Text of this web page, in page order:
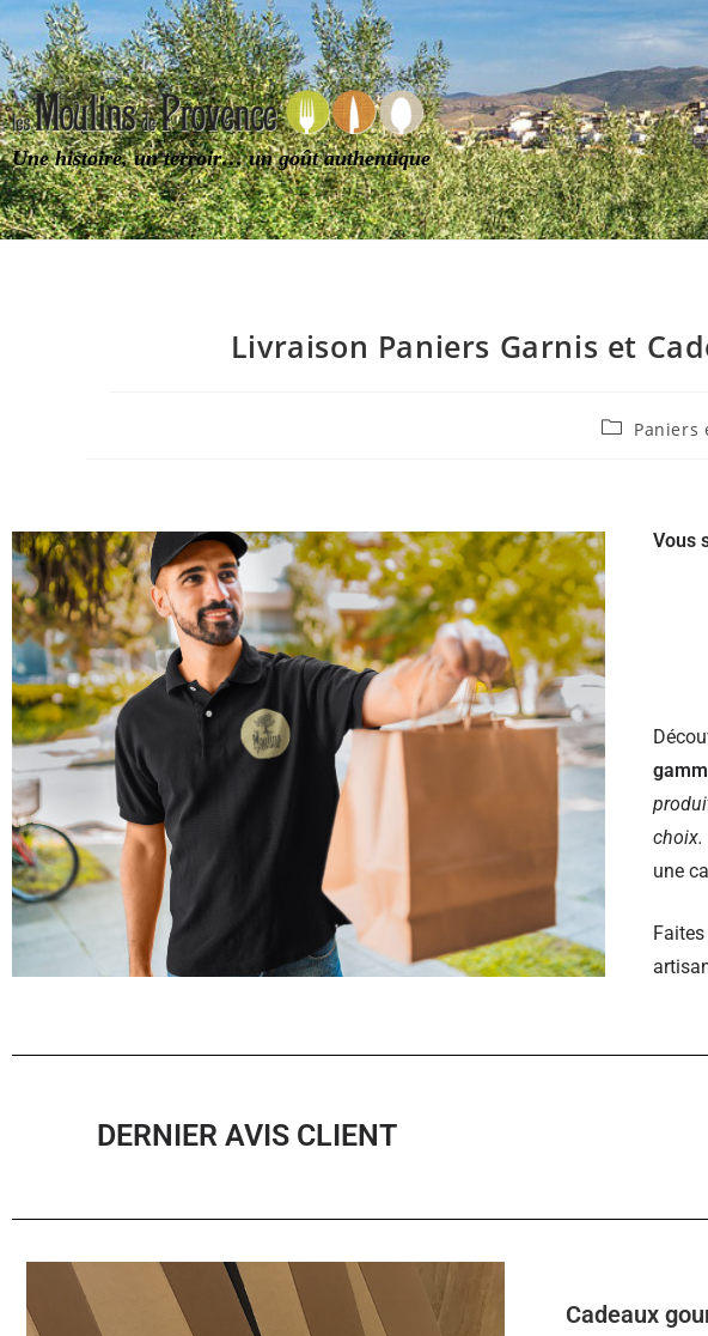
Une histoire, un terroir… un goût authentique
Livraison Paniers Garnis et
Paniers
Vous
choix.
une
Faites
DERNIER AVIS CLIENT
Cadeaux